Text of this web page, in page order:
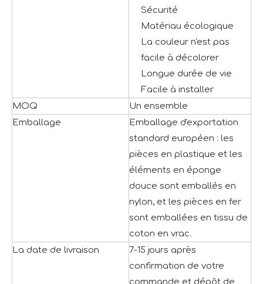
Sécurité
Matériau écologique
La couleur n'est pas
facile à décolorer
Longue durée de vie
Facile à installer
MOQ
Un ensemble
Emballage
Emballage d'exportation
standard européen : les
pièces en plastique et les
éléments en éponge
douce sont emballés en
nylon, et les pièces en fer
sont emballées en tissu de
coton en vrac.
La date de livraison
7-15 jours après
confirmation de votre
commande et dépôt de